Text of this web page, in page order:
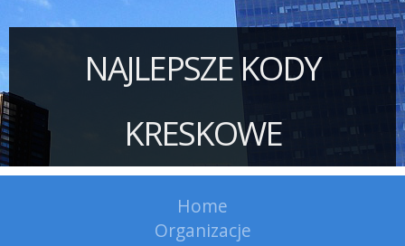
NAJLEPSZE KODY
KRESKOWE
Home
Organizacje